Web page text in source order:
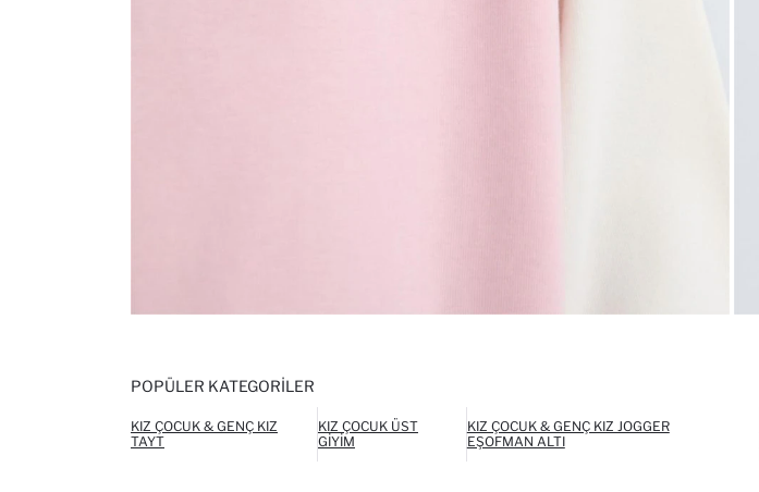
POPÜLER KATEGORILER
KIZ ÇOCUK & GENÇ KIZ
TAYT
KIZ ÇOCUK ÜST
GIYIM
KIZ ÇOCUK & GENÇ KIZ JOGGER
EŞOFMAN ALTI